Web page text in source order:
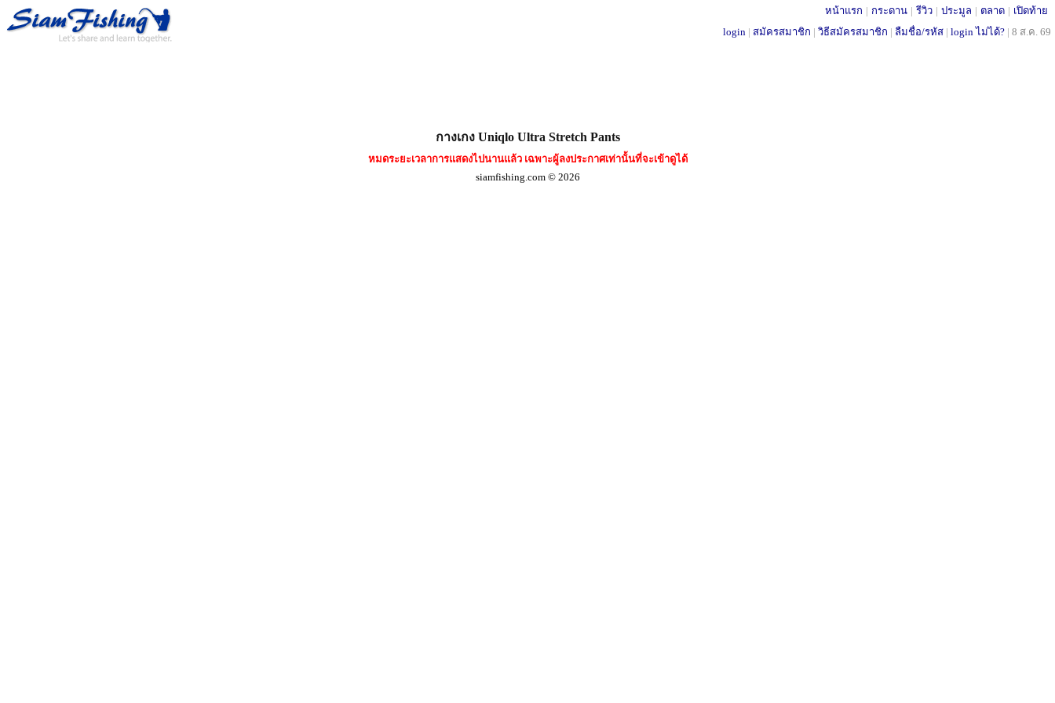
หน้าแรก | กระดาน | รีวิว | ประมูล | ตลาด | เปิดท้าย
login | สมัครสมาชิก | วิธีสมัครสมาชิก | ลืมชื่อ/รหัส | login ไม่ได้? | 8 ส.ค. 69
กางเกง Uniqlo Ultra Stretch Pants
หมดระยะเวลาการแสดงไปนานแล้ว เฉพาะผู้ลงประกาศเท่านั้นที่จะเข้าดูได้
siamfishing.com © 2026